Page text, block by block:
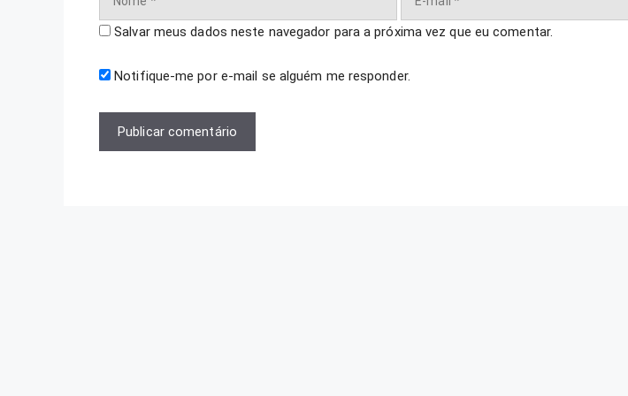
mail
Salvar meus dados neste navegador para a próxima vez que eu comentar.
Notifique-me por e-mail se alguém me responder.